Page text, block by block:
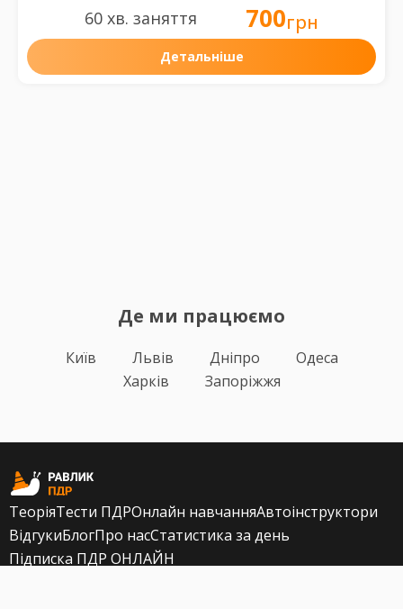
60 хв. заняття
700грн
Детальніше
Де ми працюємо
Київ Львів Дніпро
Одеса
Харків
Запоріжжя
ТеоріяТести ПДРОнлайн навчанняАвтоінструктори
ВідгукиБлогПро насСтатистика за день
Підписка ПДР ОНЛАЙН